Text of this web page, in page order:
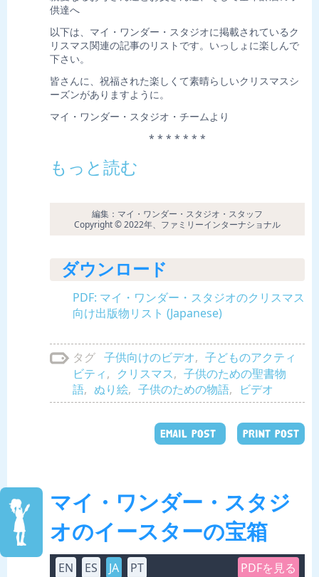
供達へ
以下は、マイ・ワンダー・スタジオに掲載されているク
リスマス関連の記事のリストです。いっしょに楽しんで
下さい。
皆さんに、祝福された楽しくて素晴らしいクリスマスシ
ーズンがありますように。
マイ・ワンダー・スタジオ・チームより
* * * * * * *
もっと読む
編集：マイ・ワンダー・スタジオ・スタッフ
Copyright © 2022年、ファミリーインターナショナル
ダウンロード
PDF: マイ・ワンダー・スタジオのクリスマス
向け出版物リスト (Japanese)
タグ 子供向けのビデオ, 子どものアクティ
ビティ, クリスマス, 子供のための聖書物
語, ぬり絵, 子供のための物語, ビデオ
EMAIL POST PRINT POST
マイ・ワンダー・スタジ
オのイースターの宝箱
EN ES JA PT PDFを見る